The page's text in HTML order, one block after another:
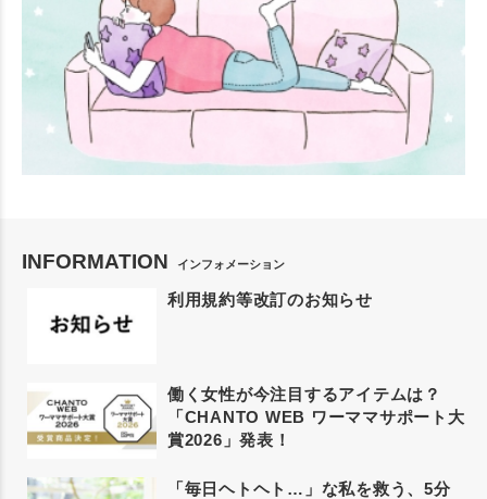
INFORMATION インフォメーション
利用規約等改訂のお知らせ
働く女性が今注目するアイテムは？
「CHANTO WEB ワーママサポート大
賞2026」発表！
「毎日ヘトヘト…」な私を救う、5分